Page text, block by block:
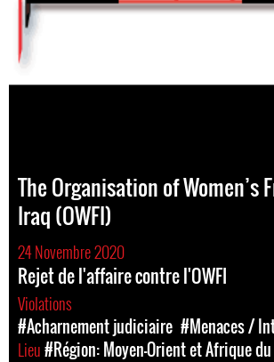
The Organisation of Women’s
Iraq (OWFI)
24 Novembre 2020
Rejet de l'affaire contre l'OWFI
Violations
#Acharnement judiciaire #Menaces /
Lieu#Région: Moyen-Orient et Afrique